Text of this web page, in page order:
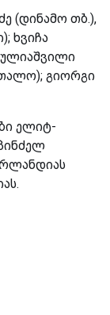
(დინამო თბ.),
ხვიჩა
გიორგი
ელიტ-